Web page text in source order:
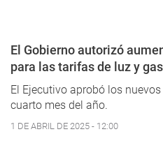
El Gobierno autorizó
para las tarifas de luz y gas
El Ejecutivo aprobó los
cuarto mes del año.
1 DE ABRIL DE 2025 - 12:00